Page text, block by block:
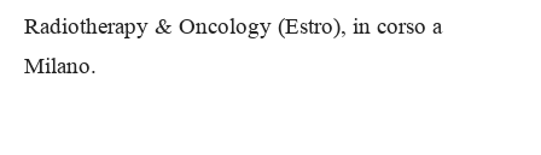
Radiotherapy & Oncology (Estro), in corso a
Milano.